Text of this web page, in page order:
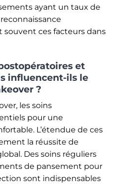
ayant un taux de
ces facteurs dans
et
influencent-ils le
?
les soins
pour une
L’étendue de ces
la réussite de
Des soins réguliers
de pansement pour
sont indispensables